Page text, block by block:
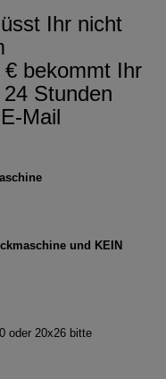
Ihr nicht
bekommt Ihr
Stunden
Mail
und KEIN
oder 20x26 bitte